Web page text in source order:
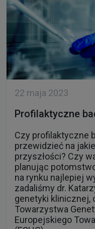
22 maja 2023
Profilaktyczne
przewidzieć na
planując
na rynku najlepiej
zadaliśmy dr.
genetyki klinicznej,
Towarzystwa
Europejskiego
(ESHG).